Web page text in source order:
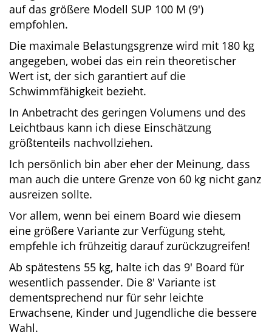
Optimal ist das Board demnach bis zu einem
Gewicht von 60 kg. Im Bereich zwischen 60 und
80 kg wird dann vollkommen zurecht ein
Wechsel auf das größere Modell SUP 100 M (9′)
empfohlen.
Die maximale Belastungsgrenze wird mit 180
kg angegeben, wobei das ein rein theoretischer
Wert ist, der sich garantiert auf die
Schwimmfähigkeit bezieht.
In Anbetracht des geringen Volumens und des
Leichtbaus kann ich diese Einschätzung
größtenteils nachvollziehen.
Ich persönlich bin aber eher der Meinung, dass
man auch die untere Grenze von 60 kg nicht
ganz ausreizen sollte.
Vor allem, wenn bei einem Board wie diesem
eine größere Variante zur Verfügung steht,
empfehle ich frühzeitig darauf zurückzugreifen!
Ab spätestens 55 kg, halte ich das 9′ Board für
wesentlich passender. Die 8′ Variante ist